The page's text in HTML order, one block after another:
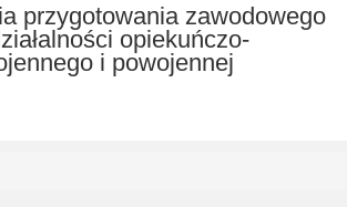
przygotowania zawodowego
opiekuńczo-
i powojennej